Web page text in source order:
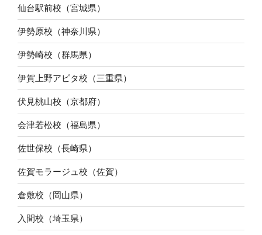
仙台駅前校（宮城県）
伊勢原校（神奈川県）
伊勢崎校（群馬県）
伊賀上野アピタ校（三重県）
伏見桃山校（京都府）
会津若松校（福島県）
佐世保校（長崎県）
佐賀モラージュ校（佐賀）
倉敷校（岡山県）
入間校（埼玉県）